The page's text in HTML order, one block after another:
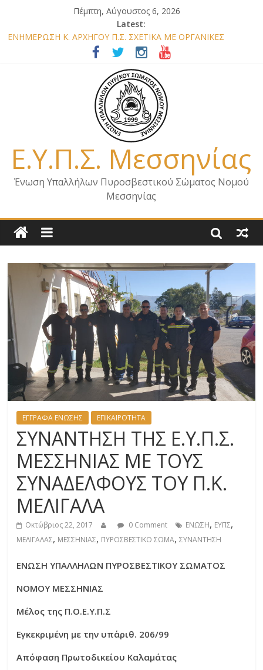
Πέμπτη, Αύγουστος 6, 2026
Latest:
ΕΝΗΜΕΡΩΣΗ Κ. ΑΡΧΗΓΟΥ Π.Σ. ΣΧΕΤΙΚΑ ΜΕ ΟΡΓΑΝΙΚΕΣ
ΘΕΣΕΙΣ ΝΟΜΟΥ ΜΕΣΣΗΝΙΑΣ 2026
ΕΝΗΜΕΡΩΣΗ ΜΕΛΩΝ – ΕΠΙΣΚΕΨΗ ΕΝΩΣΗΣ ΣΕ ΥΠΗΡΕΣΙΕΣ ΚΑΙ
ΚΛΙΜΑΚΙΑ ΤΟΥ ΝΟΜΟΥ ΜΑΣ
ΕΝΗΜΕΡΩΣΗ ΜΕΛΩΝ ΓΙΑ ΕΠΙΣΚΕΨΕΙΣ ΣΩΜΑΤΕΙΟΥ
ΕΝΗΜΕΡΩΣΗ ΜΕΛΩΝ – ΕΠΙΣΚΕΨΗ ΣΤΗΝ Π.Υ. Α/Δ ΚΑΛΑΜΑΤΑΣ
ΕΠΙΣΤΟΛΗ ΓΙΑ ΣΧΕΔΙΟ ΔΑΣΩΝ 2026
Ε.Υ.Π.Σ. Μεσσηνίας
Ένωση Υπαλλήλων Πυροσβεστικού Σώματος Νομού
Μεσσηνίας
ΕΓΓΡΑΦΑ ΕΝΩΣΗΣ ΕΠΙΚΑΙΡΟΤΗΤΑ
ΣΥΝΑΝΤΗΣΗ ΤΗΣ Ε.Υ.Π.Σ.
ΜΕΣΣΗΝΙΑΣ ΜΕ ΤΟΥΣ
ΣΥΝΑΔΕΛΦΟΥΣ ΤΟΥ Π.Κ.
ΜΕΛΙΓΑΛΑ
Οκτώβριος 22, 2017 0 Comment ΕΝΩΣΗ, ΕΥΠΣ,
ΜΕΛΙΓΑΛΑΣ, ΜΕΣΣΗΝΙΑΣ, ΠΥΡΟΣΒΕΣΤΙΚΟ ΣΩΜΑ,ΣΥΝΑΝΤΗΣΗ
ΕΝΩΣΗ ΥΠΑΛΛΗΛΩΝ ΠΥΡΟΣΒΕΣΤΙΚΟΥ ΣΩΜΑΤΟΣ
ΝΟΜΟΥ ΜΕΣΣΗΝΙΑΣ
Μέλος της Π.Ο.Ε.Υ.Π.Σ
Εγκεκριμένη με την υπ΄αριθ. 206/99
Απόφαση Πρωτοδικείου Καλαμάτας